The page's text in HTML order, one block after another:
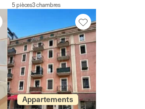
5 pièces3 chambres
Appartements